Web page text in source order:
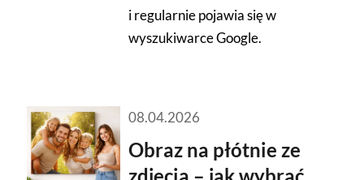
i regularnie pojawia się w
wyszukiwarce Google.
08.04.2026
Obraz na płótnie ze